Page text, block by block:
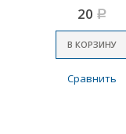
20 Р
В КОРЗИНУ
Сравнить